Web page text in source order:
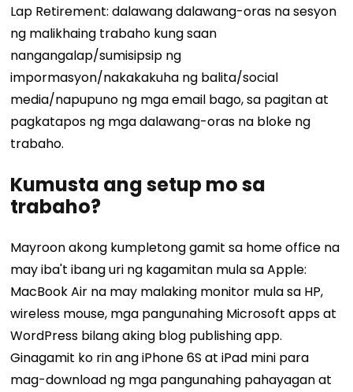
Lap Retirement: dalawang dalawang-oras na sesyon
ng malikhaing trabaho kung saan
nangangalap/sumisipsip ng
impormasyon/nakakakuha ng balita/social
media/napupuno ng mga email bago, sa pagitan at
pagkatapos ng mga dalawang-oras na bloke ng
trabaho.
Kumusta ang setup mo sa
trabaho?
Mayroon akong kumpletong gamit sa home office na
may iba't ibang uri ng kagamitan mula sa Apple:
MacBook Air na may malaking monitor mula sa HP,
wireless mouse, mga pangunahing Microsoft apps at
WordPress bilang aking blog publishing app.
Ginagamit ko rin ang iPhone 6S at iPad mini para
mag-download ng mga pangunahing pahayagan at